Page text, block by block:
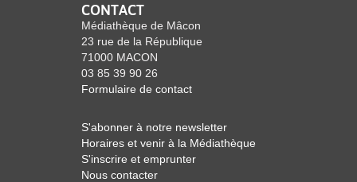
CONTACT
Médiathèque de Mâcon
23 rue de la République
71000 MACON
03 85 39 90 26
Formulaire de contact
S'abonner à notre newsletter
Horaires et venir à la Médiathèque
S'inscrire et emprunter
Nous contacter